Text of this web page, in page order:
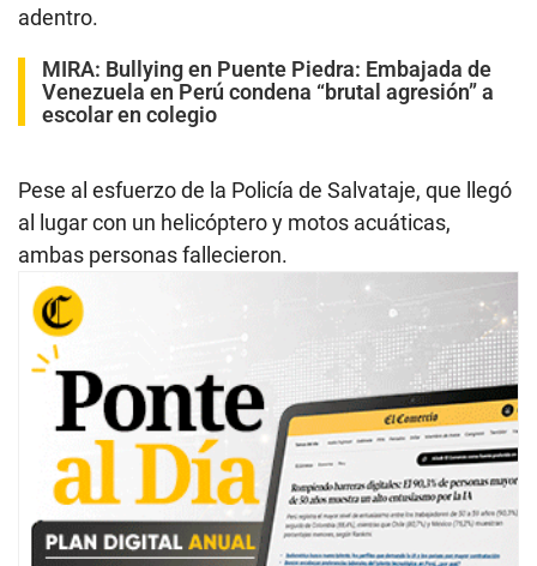
s
c
adentro.
MIRA: Bullying en Puente Piedra: Embajada de
Venezuela en Perú condena “brutal agresión” a
escolar en colegio
Pese al esfuerzo de la Policía de Salvataje, que llegó
al lugar con un helicóptero y motos acuáticas,
ambas personas fallecieron.